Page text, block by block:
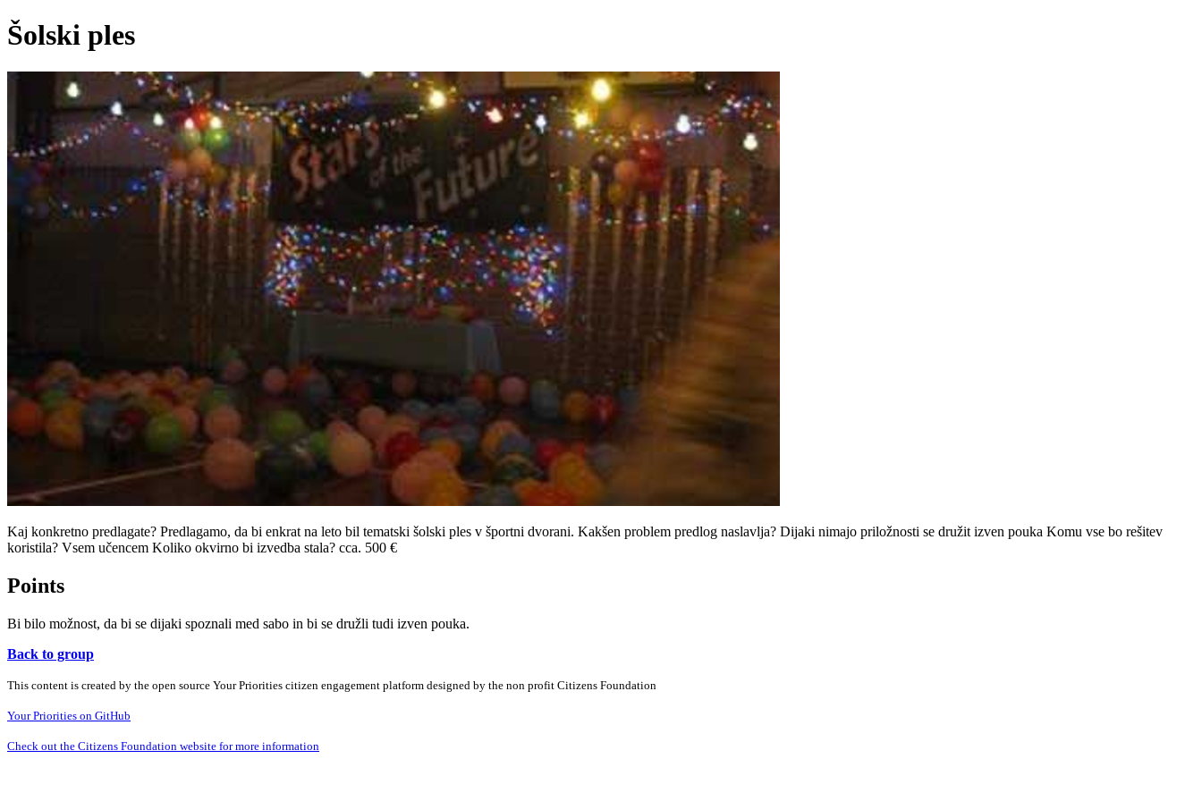
Šolski ples
Kaj konkretno predlagate? Predlagamo, da bi enkrat na leto bil tematski šolski ples v športni dvorani. Kakšen problem predlog naslavlja? Dijaki nimajo priložnosti se družit izven pouka Komu vse bo rešitev
koristila? Vsem učencem Koliko okvirno bi izvedba stala? cca. 500 €
Points
Bi bilo možnost, da bi se dijaki spoznali med sabo in bi se družli tudi izven pouka.
Back to group
This content is created by the open source Your Priorities citizen engagement platform designed by the non profit Citizens Foundation
Your Priorities on GitHub
Check out the Citizens Foundation website for more information